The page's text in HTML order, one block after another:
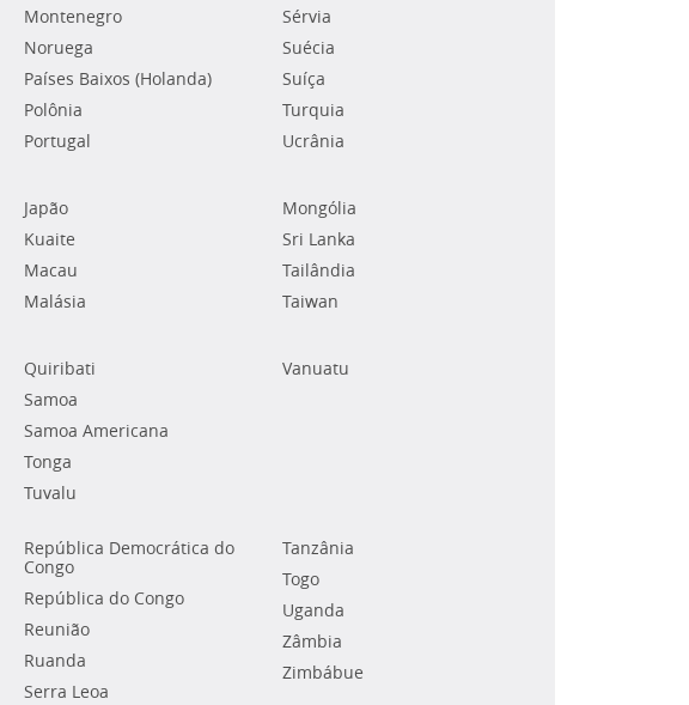
Montenegro
Noruega
Países Baixos (Holanda)
Polônia
Portugal
Sérvia
Suécia
Suíça
Turquia
Ucrânia
Japão
Kuaite
Macau
Malásia
Mongólia
Sri Lanka
Tailândia
Taiwan
Quiribati
Samoa
Samoa Americana
Tonga
Tuvalu
Vanuatu
República Democrática do
Congo
República do Congo
Reunião
Ruanda
Serra Leoa
Tanzânia
Togo
Uganda
Zâmbia
Zimbábue